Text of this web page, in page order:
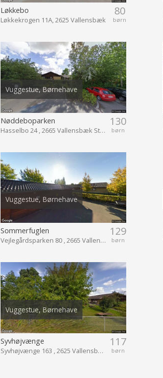
80
børn
Løkkebo
Løkkekrogen 11A, 2625 Vallensbæk
Vuggestue, Børnehave
130
børn
Nøddeboparken
Hasselbo 24 , 2665 Vallensbæk Strand
Vuggestue, Børnehave
129
børn
Sommerfuglen
Vejlegårdsparken 80 , 2665 Vallensbæk Strand
Vuggestue, Børnehave
117
børn
Syvhøjvænge
Syvhøjvænge 163 , 2625 Vallensbæk